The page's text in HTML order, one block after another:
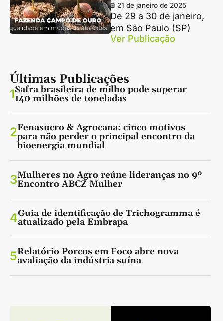
21 de janeiro de 2025
De 29 a 30 de janeiro,
em São Paulo (SP)
Ver Publicação
Últimas Publicações
1Safra brasileira de milho pode superar
140 milhões de toneladas
2Fenasucro & Agrocana: cinco motivos
para não perder o principal encontro da
bioenergia mundial
3Mulheres no Agro reúne lideranças no 9º
Encontro ABCZ Mulher
4Guia de identificação de Trichogramma é
atualizado pela Embrapa
5Relatório Porcos em Foco abre nova
avaliação da indústria suína